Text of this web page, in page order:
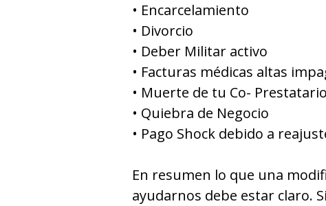
• Encarcelamiento
• Divоrcio
• Deber Militar activo
• Facturas médicas altas
• Muerte de tu Co-
• Quiebra de Negocio
• Pago Shock debido a
En resumen lo que una
ayudarnos debe estar claro.